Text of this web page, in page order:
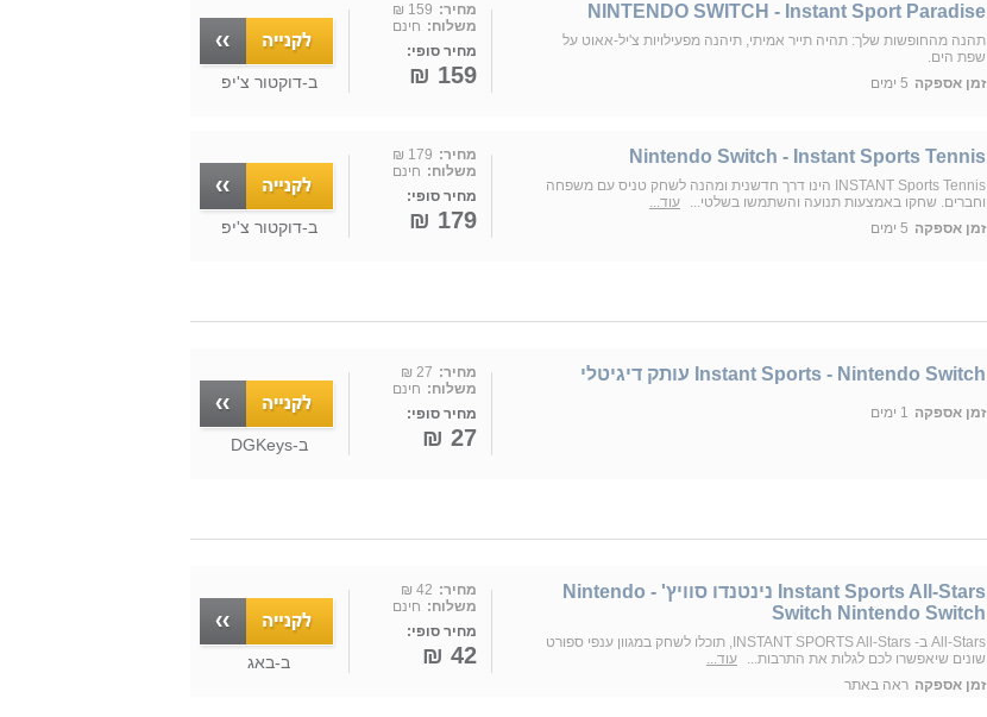
NINTENDO SWITCH - Instant Sport Paradise
תהנה מהחופשות שלך: תהיה תייר אמיתי, תיהנה מפעילויות צ'יל-אאוט על
שפת הים.
זמן אספקה 5 ימים
מחיר: 159 ₪
משלוח: חינם
מחיר סופי:
159 ₪ ב-דוקטור צ'יפ
Nintendo Switch - Instant Sports Tennis
INSTANT Sports Tennis הינו דרך חדשנית ומהנה לשחק טניס עם משפחה
וחברים. שחקו באמצעות תנועה והשתמשו בשלטי...
עוד...
זמן אספקה 5 ימים
מחיר: 179 ₪
משלוח: חינם
מחיר סופי:
179 ₪ ב-דוקטור צ'יפ
Instant Sports - Nintendo Switch עותק דיגיטלי
זמן אספקה 1 ימים
מחיר: 27 ₪
משלוח: חינם
מחיר סופי:
27 ₪ ב-DGKeys
Instant Sports All-Stars נינטנדו סוויץ' - Nintendo
Switch Nintendo Switch
All-Stars ב- INSTANT SPORTS All-Stars, תוכלו לשחק במגוון ענפי ספורט
שונים שיאפשרו לכם לגלות את התרבות...
עוד...
זמן אספקה ראה באתר
מחיר: 42 ₪
משלוח: חינם
מחיר סופי:
42 ₪ ב-באג